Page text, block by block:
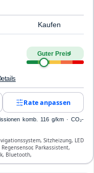
Kaufen
Guter Preis4
Rate anpassen
komb. 116 g/km · CO₂-
Sitzheizung, LED
Parkassistent,
Bluetooth,
und Seiten-Airbags